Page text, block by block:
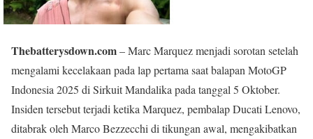
Thebatterysdown.com– Marc Marquez menjadi sorotan setelah
mengalami kecelakaan pada lap pertama saat balapan MotoGP
Indonesia 2025 di Sirkuit Mandalika pada tanggal 5 Oktober.
Insiden tersebut terjadi ketika Marquez, pembalap Ducati Lenovo,
ditabrak oleh Marco Bezzecchi di tikungan awal, mengakibatkan